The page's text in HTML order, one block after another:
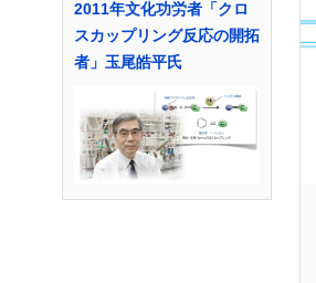
2011年文化功労者「クロ
スカップリング反応の開拓
者」玉尾皓平氏